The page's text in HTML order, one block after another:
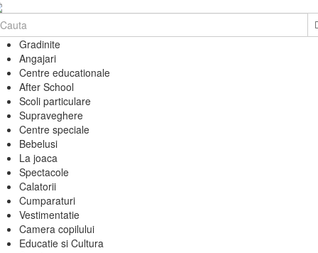
Gradinite
Angajari
Centre educationale
After School
Scoli particulare
Supraveghere
Centre speciale
Bebelusi
La joaca
Spectacole
Calatorii
Cumparaturi
Vestimentatie
Camera copilului
Educatie si Cultura